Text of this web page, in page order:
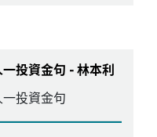
投資金句 - 林本利
一投資金句